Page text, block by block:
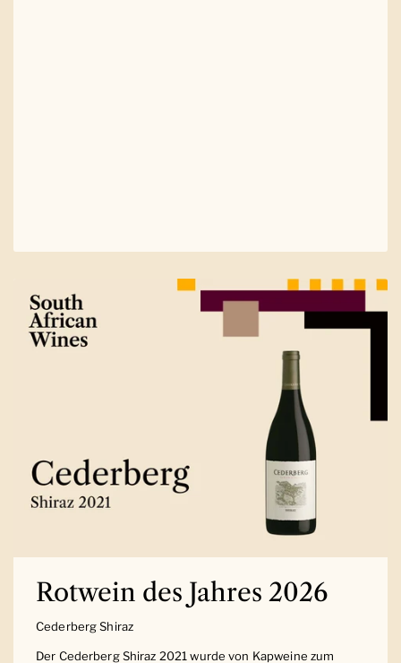
Rotwein des Jahres 2026
Cederberg Shiraz
Der Cederberg Shiraz 2021 wurde von Kapweine zum